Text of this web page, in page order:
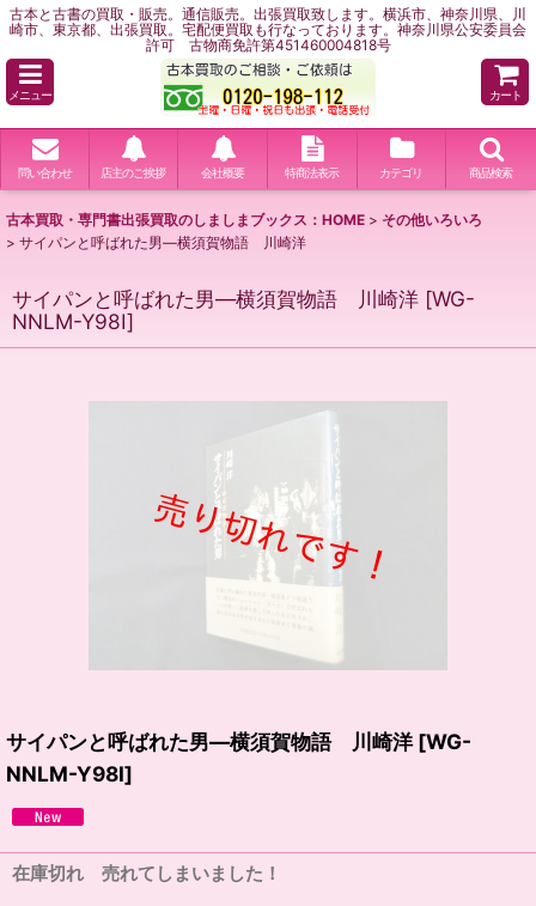
古本と古書の買取・販売。通信販売。出張買取致します。横浜市、神奈川県、川
崎市、東京都、出張買取。宅配便買取も行なっております。神奈川県公安委員会
許可 古物商免許第451460004818号
メニュー カート
問い合わせ 店主のご挨拶 会社概要 特商法表示 カテゴリ 商品検索
古本買取・専門書出張買取のしましまブックス：HOME > その他いろいろ
> サイパンと呼ばれた男―横須賀物語 川崎洋
サイパンと呼ばれた男―横須賀物語 川崎洋 [WG-
NNLM-Y98I]
サイパンと呼ばれた男―横須賀物語 川崎洋 [WG-
NNLM-Y98I]
在庫切れ 売れてしまいました！